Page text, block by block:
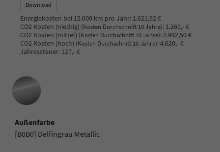
Download
Energiekosten bei 15.000 km pro Jahr: 1.621,92 €
CO2 Kosten (niedrig) (Kosten Durchschnitt 10 Jahre): 1.260,- €
CO2 Kosten (mittel) (Kosten Durchschnitt 10 Jahre): 2.992,50 €
CO2 Kosten (hoch) (Kosten Durchschnitt 10 Jahre):4.620,- €
Jahressteuer: 127,- €
Außenfarbe
[B0B0] Delfingrau Metallic